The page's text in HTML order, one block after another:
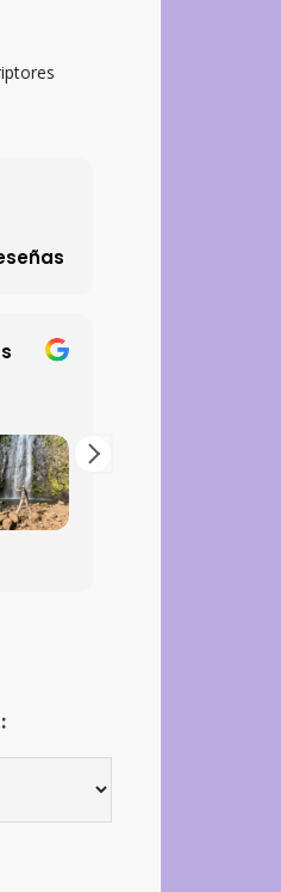
Excelente atención, muy
contento con el trato
recibido. Un Abrazo al
equipo.